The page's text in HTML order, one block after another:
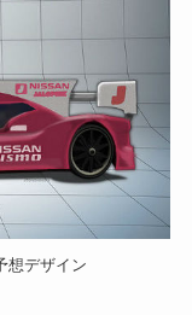
想デザイン